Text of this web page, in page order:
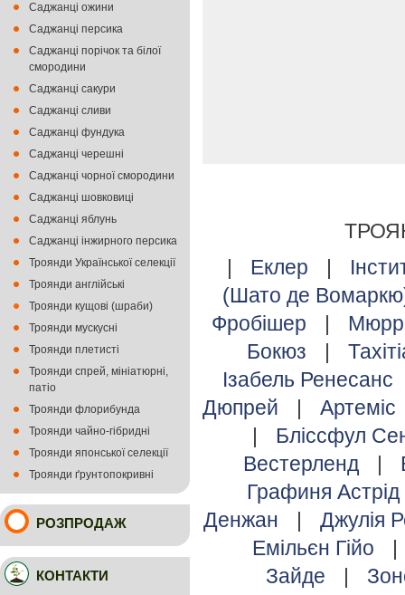
|
Еклер |
(Шато де
Фробішер
|
Бокюз
|
Ізабель Ренесанс
Дюпрей
|
Артеміс
|
Бліссфул
Вестерленд
|
Графиня
Денжан
|
Джулія
Емільєн Гійо
|
Зайде
|
Саджанці ожини
Саджанці персика
Саджанці порічок та білої
смородини
Саджанці сакури
Саджанці сливи
Саджанці фундука
Саджанці черешні
Саджанці чорної смородини
Саджанці шовковиці
Саджанці яблунь
Саджанці інжирного персика
Троянди Української селекції
Троянди англійські
Троянди кущові (шраби)
Троянди мускусні
Троянди плетисті
Троянди спрей, мініатюрні,
патіо
Троянди флорибунда
Троянди чайно-гібридні
Троянди японської селекції
Троянди ґрунтопокривні
РОЗПРОДАЖ
КОНТАКТИ